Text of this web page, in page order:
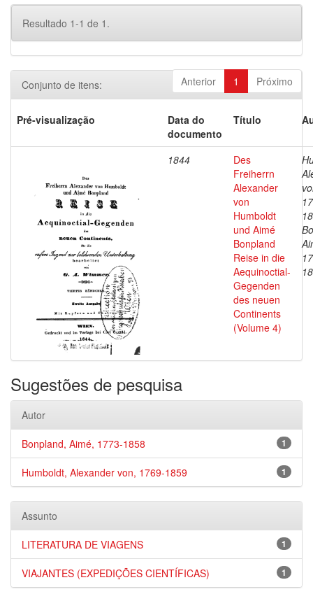
Resultado 1-1 de 1.
Anterior 1 Próximo
Conjunto de itens:
Pré-visualização
Data do
documento
Título
1844
Des
Freiherrn
Alexander
von
Humboldt
und Aimé
Bonpland
Reise in die
Aequinoctial-
Gegenden
des neuen
Continents
(Volume 4)
Sugestões de pesquisa
Autor
1
Bonpland, Aimé, 1773-1858
1
Humboldt, Alexander von, 1769-1859
Assunto
1
LITERATURA DE VIAGENS
1
VIAJANTES (EXPEDIÇÕES CIENTÍFICAS)